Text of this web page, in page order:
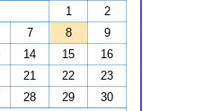
1
2
7 8
9
14 15
16
21 22
23
28 29
30